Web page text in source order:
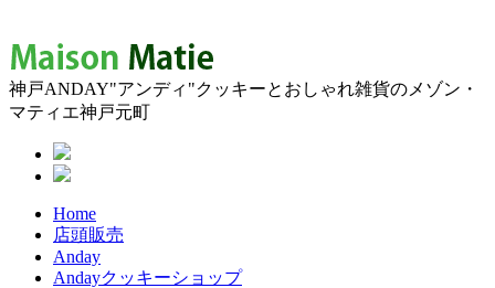
神戸ANDAY"アンディ"クッキーとおしゃれ雑貨のメゾン・
マティエ神戸元町
Home
店頭販売
Anday
Andayクッキーショップ